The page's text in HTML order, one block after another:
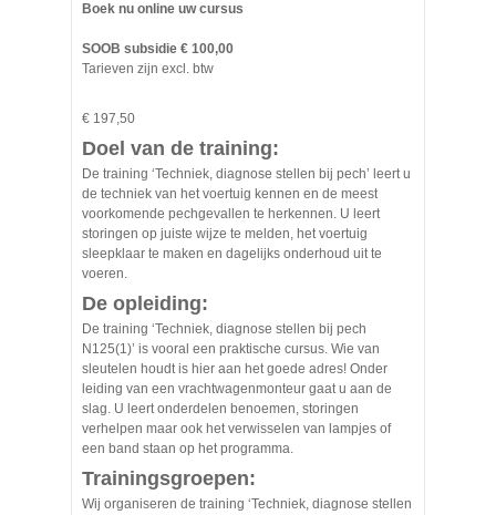
Boek nu online uw cursus
SOOB subsidie € 100,00
Tarieven zijn excl. btw
€ 197,50
Doel van de training:
De training ‘Techniek, diagnose stellen bij pech’ leert u
de techniek van het voertuig kennen en de meest
voorkomende pechgevallen te herkennen. U leert
storingen op juiste wijze te melden, het voertuig
sleepklaar te maken en dagelijks onderhoud uit te
voeren.
De opleiding:
De training ‘Techniek, diagnose stellen bij pech
N125(1)’ is vooral een praktische cursus. Wie van
sleutelen houdt is hier aan het goede adres! Onder
leiding van een vrachtwagenmonteur gaat u aan de
slag. U leert onderdelen benoemen, storingen
verhelpen maar ook het verwisselen van lampjes of
een band staan op het programma.
Trainingsgroepen:
Wij organiseren de training ‘Techniek, diagnose stellen